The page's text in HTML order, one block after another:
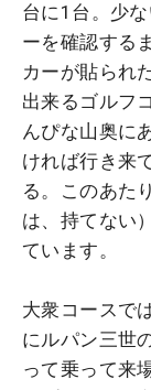
台に1台。少
ーを確認する
カーが貼られ
出来るゴルフ
んぴな山奥に
ければ行き来
る。このあた
は、持てない
ています。
大衆コースで
にルパン三世
って乗って来